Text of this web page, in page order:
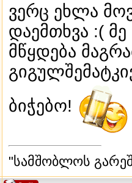
ვერც ეხლა
დაემთხვა :(
მწყდება
ბიჭებო!
"სამშობლოს